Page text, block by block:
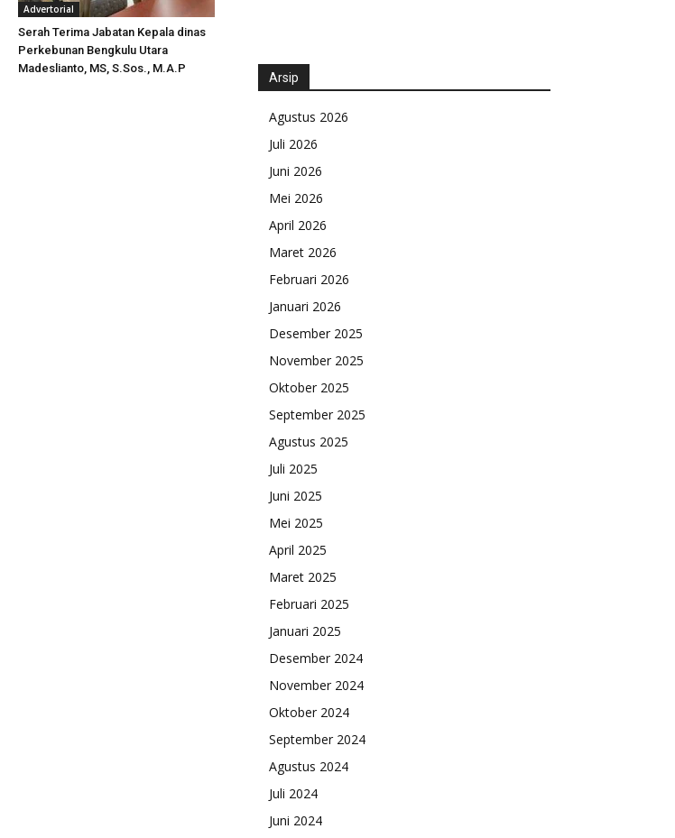
Advertorial
Serah Terima Jabatan Kepala dinas
Perkebunan Bengkulu Utara
Madeslianto, MS, S.Sos., M.A.P
Arsip
Agustus 2026
Juli 2026
Juni 2026
Mei 2026
April 2026
Maret 2026
Februari 2026
Januari 2026
Desember 2025
November 2025
Oktober 2025
September 2025
Agustus 2025
Juli 2025
Juni 2025
Mei 2025
April 2025
Maret 2025
Februari 2025
Januari 2025
Desember 2024
November 2024
Oktober 2024
September 2024
Agustus 2024
Juli 2024
Juni 2024